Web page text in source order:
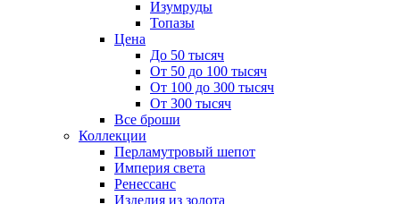
Изумруды
Топазы
Цена
До 50 тысяч
От 50 до 100 тысяч
От 100 до 300 тысяч
От 300 тысяч
Все броши
Коллекции
Перламутровый шепот
Империя света
Ренессанс
Изделия из золота